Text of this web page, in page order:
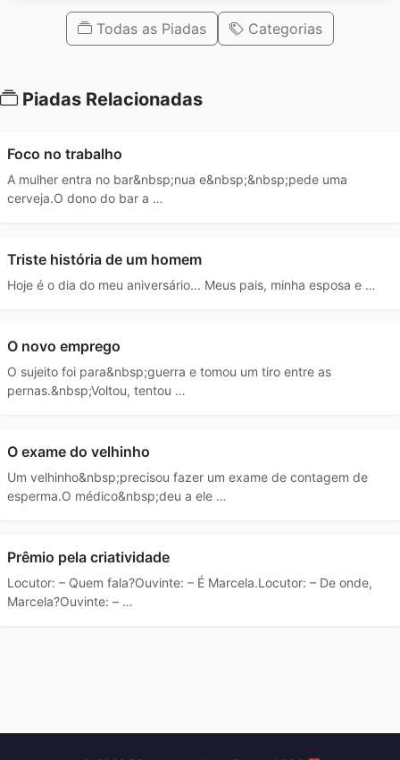
Todas as Piadas Categorias
Piadas Relacionadas
Foco no trabalho
A mulher entra no bar&nbsp;nua e&nbsp;&nbsp;pede uma
cerveja.O dono do bar a …
Triste história de um homem
Hoje é o dia do meu aniversário... Meus pais, minha esposa e …
O novo emprego
O sujeito foi para&nbsp;guerra e tomou um tiro entre as
pernas.&nbsp;Voltou, tentou …
O exame do velhinho
Um velhinho&nbsp;precisou fazer um exame de contagem de
esperma.O médico&nbsp;deu a ele …
Prêmio pela criatividade
Locutor: – Quem fala?Ouvinte: – É Marcela.Locutor: – De onde,
Marcela?Ouvinte: – …